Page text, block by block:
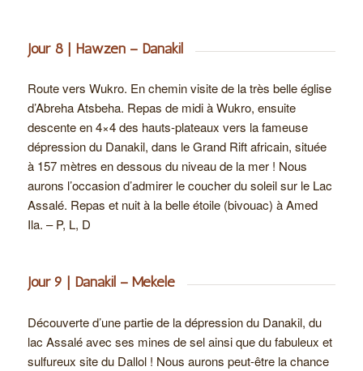
Jour 8 | Hawzen – Danakil
Route vers Wukro. En chemin visite de la très belle église
d’Abreha Atsbeha. Repas de midi à Wukro, ensuite
descente en 4×4 des hauts-plateaux vers la fameuse
dépression du Danakil, dans le Grand Rift africain, située
à 157 mètres en dessous du niveau de la mer ! Nous
aurons l’occasion d’admirer le coucher du soleil sur le Lac
Assalé. Repas et nuit à la belle étoile (bivouac) à Amed
Ila. – P, L, D
Jour 9 | Danakil – Mekele
Découverte d’une partie de la dépression du Danakil, du
lac Assalé avec ses mines de sel ainsi que du fabuleux et
sulfureux site du Dallol ! Nous aurons peut-être la chance